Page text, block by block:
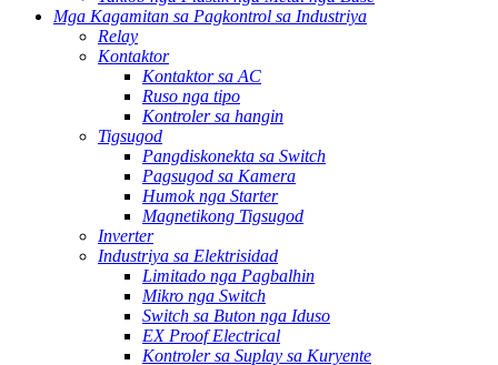
Mga Kagamitan sa Pagkontrol sa Industriya
Relay
Kontaktor
Kontaktor sa AC
Ruso nga tipo
Kontroler sa hangin
Tigsugod
Pangdiskonekta sa Switch
Pagsugod sa Kamera
Humok nga Starter
Magnetikong Tigsugod
Inverter
Industriya sa Elektrisidad
Limitado nga Pagbalhin
Mikro nga Switch
Switch sa Buton nga Iduso
EX Proof Electrical
Kontroler sa Suplay sa Kuryente